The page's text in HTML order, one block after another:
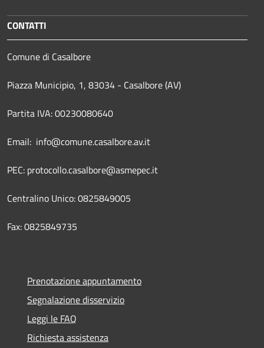
CONTATTI
Comune di Casalbore
Piazza Municipio, 1, 83034 - Casalbore (AV)
Partita IVA: 00230080640
Email: info@comune.casalbore.av.it
PEC: protocollo.casalbore@asmepec.it
Centralino Unico: 0825849005
Fax: 0825849735
Prenotazione appuntamento
Segnalazione disservizio
Leggi le FAQ
Richiesta assistenza